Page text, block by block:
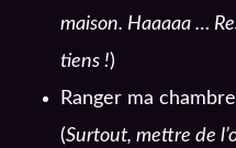
maison. Haaaaa …
tiens !)
Ranger ma
(Surtout, mettre de